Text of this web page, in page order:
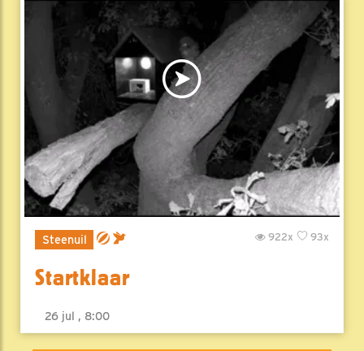
Steenuil 93x
922x
Startklaar
26 jul , 8:00